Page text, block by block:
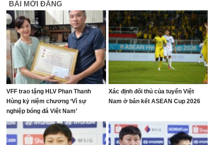
BÀI MỚI ĐĂNG
VFF trao tặng HLV Phan Thanh
Hùng kỷ niệm chương ‘Vì sự
nghiệp bóng đá Việt Nam’
Xác định đối thủ của tuyển Việt
Nam ở bán kết ASEAN Cup 2026